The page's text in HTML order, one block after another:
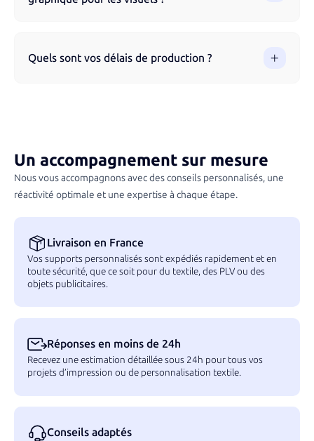
des techniques d’impression respectueuses de
logo, ajuster vos fichiers et vous conseiller sur la meilleure
Quels sont vos délais de production ?
Un accompagnement sur mesure
Nous vous accompagnons avec des conseils personnalisés, une
réactivité optimale et une expertise à chaque étape.
Livraison en France
Vos supports personnalisés sont expédiés rapidement et en
toute sécurité, que ce soit pour du textile, des PLV ou des
objets publicitaires.
Réponses en moins de 24h
Recevez une estimation détaillée sous 24h pour tous vos
projets d’impression ou de personnalisation textile.
Conseils adaptés